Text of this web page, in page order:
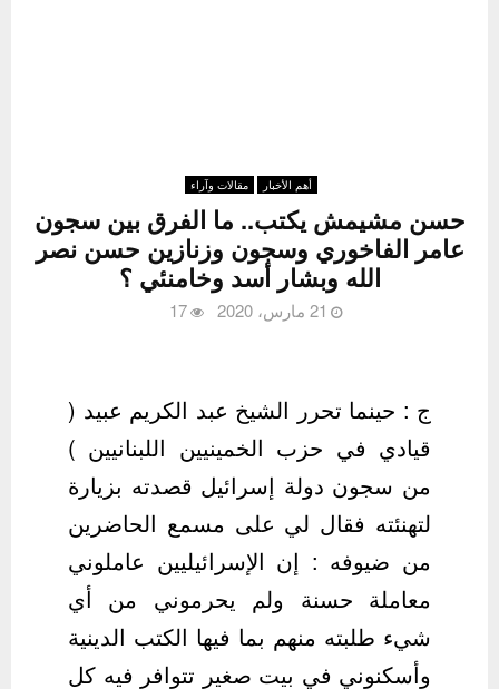
أهم الأخبار مقالات وآراء
حسن مشيمش يكتب.. ما الفرق بين سجون
عامر الفاخوري وسجون وزنازين حسن نصر
الله وبشار أسد وخامنئي ؟
21 مارس، 2020 17
ج : حينما تحرر الشيخ عبد الكريم عبيد (
قيادي في حزب الخمينيين اللبنانيين )
من سجون دولة إسرائيل قصدته بزيارة
لتهنئته فقال لي على مسمع الحاضرين
من ضيوفه : إن الإسرائيليين عاملوني
معاملة حسنة ولم يحرموني من أي
شيء طلبته منهم بما فيها الكتب الدينية
وأسكنوني في بيت صغير تتوافر فيه كل